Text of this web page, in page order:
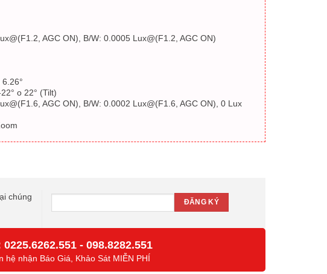
AGC ON), B/W: 0.0005 Lux@(F1.2, AGC ON)
o 22° (Tilt)
AGC ON), B/W: 0.0002 Lux@(F1.6, AGC ON), 0 Lux
chúng
0225.6262.551 -098.8282.551
hệ nhận Báo Giá, Khảo Sát MIỄN PHÍ